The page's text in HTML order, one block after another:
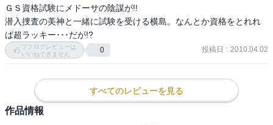
ＧＳ資格試験にメドーサの陰謀が!!
潜入捜査の美神と一緒に試験を受ける横島。なんとか資格をとれれ
ば超ラッキー･･･だが!?
ブクログレビューは
いいねできません
0 投稿日 : 2010.04.02
すべてのレビューを見る
作品情報